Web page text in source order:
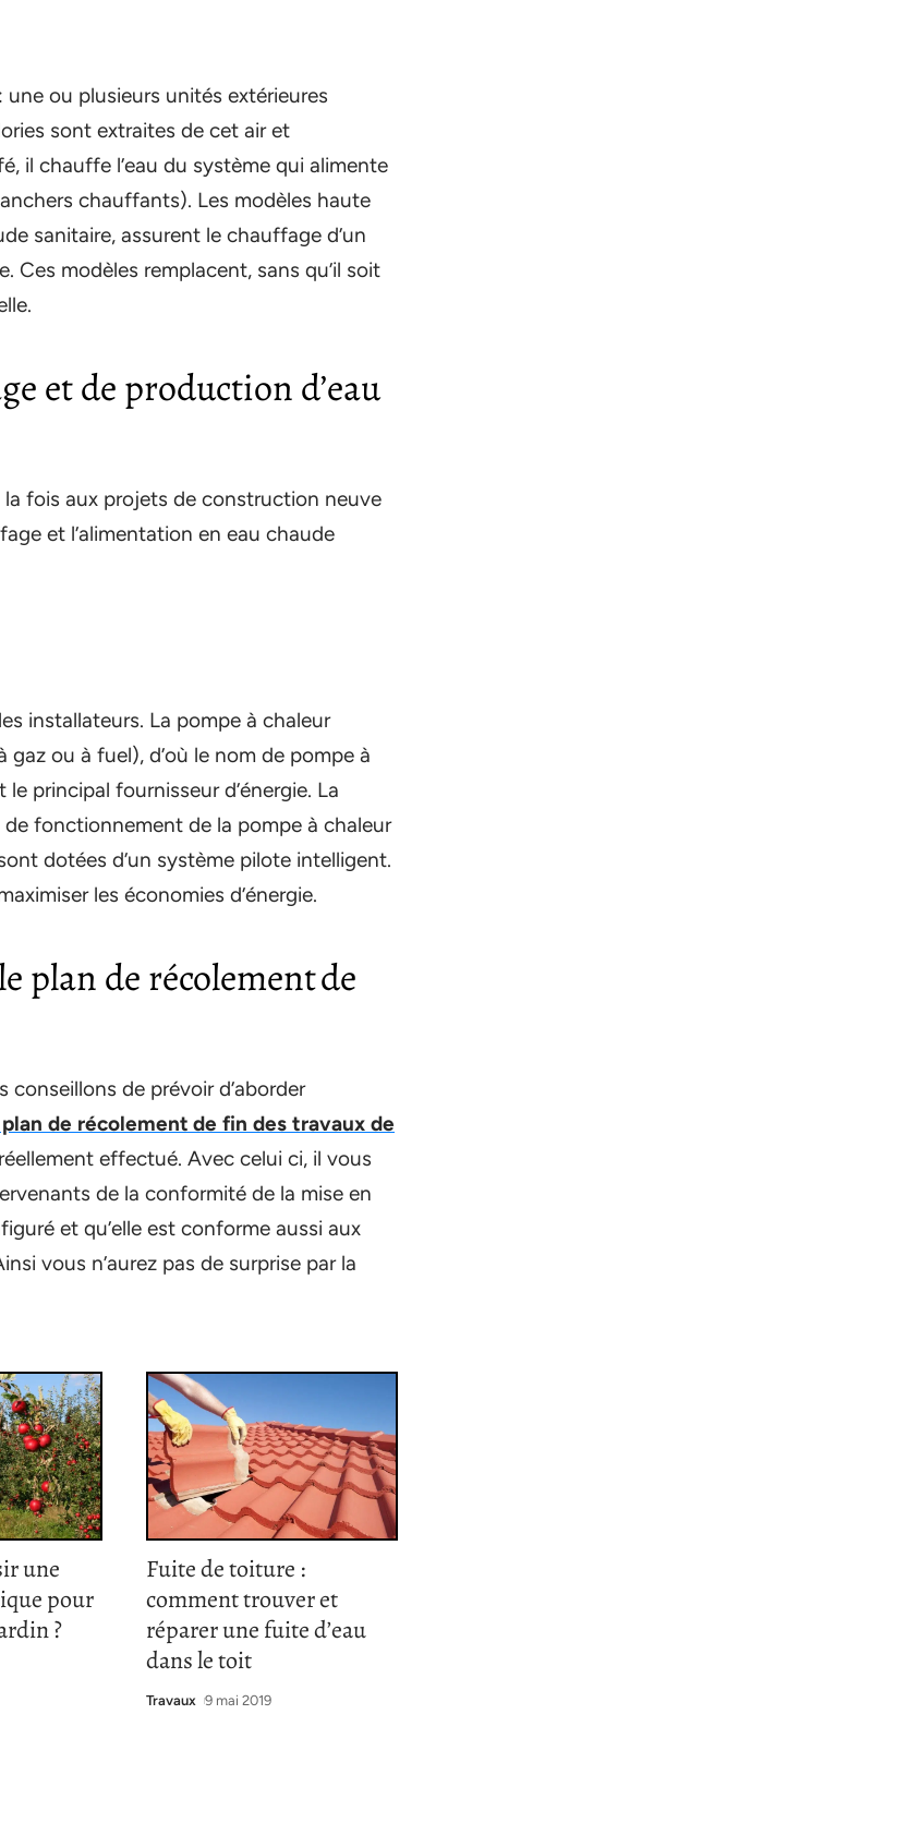
ou plusieurs unités extérieures
sont extraites de cet air et
il chauffe l’eau du système qui alimente
chauffants). Les modèles haute
sanitaire, assurent le chauffage d’un
modèles remplacent, sans qu’il soit
et de production d’eau
fois aux projets de construction neuve
et l’alimentation en eau chaude
installateurs. La pompe à chaleur
ou à fuel), d’où le nom de pompe à
principal fournisseur d’énergie. La
fonctionnement de la pompe à chaleur
dotées d’un système pilote intelligent.
les économies d’énergie.
plan de récolement de
de prévoir d’aborder
de récolement de fin des travaux de
effectué. Avec celui ci, il vous
de la conformité de la mise en
et qu’elle est conforme aussi aux
vous n’aurez pas de surprise par la
une
pour
?
Fuite de toiture :
comment trouver et
réparer une fuite d’eau
dans le toit
Travaux 9 mai 2019